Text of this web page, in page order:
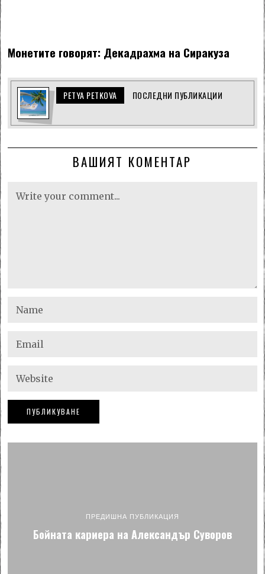
Монетите говорят: Декадрахма на Сиракуза
PETYA PETKOVA ПОСЛЕДНИ ПУБЛИКАЦИИ
ВАШИЯТ КОМЕНТАР
ПРЕДИШНА ПУБЛИКАЦИЯ
Бойната кариера на Александър Суворов